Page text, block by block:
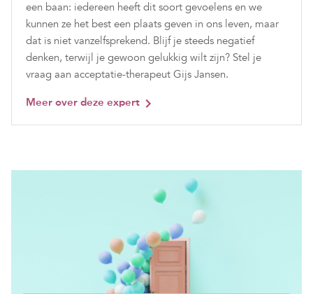
een baan: iedereen heeft dit soort gevoelens en we
kunnen ze het best een plaats geven in ons leven, maar
dat is niet vanzelfsprekend. Blijf je steeds negatief
denken, terwijl je gewoon gelukkig wilt zijn? Stel je
vraag aan acceptatie-therapeut Gijs Jansen.
Meer over deze expert